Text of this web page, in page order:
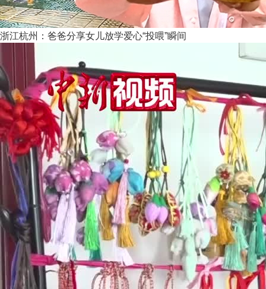
浙江杭州：爸爸分享女儿放学爱心“投喂”瞬间